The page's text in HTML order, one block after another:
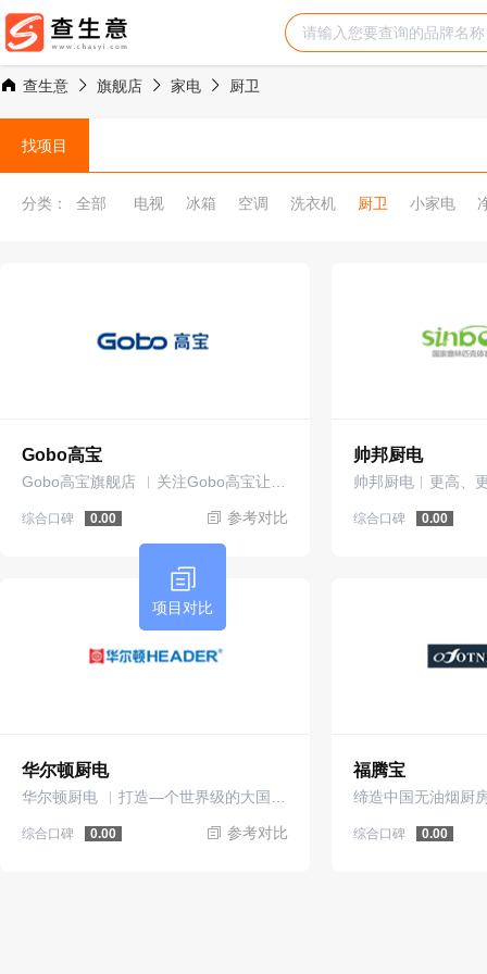
查生意 旗舰店 家电 厨卫
找项目
分类： 全部 电视 冰箱 空调 洗衣机 厨卫 小家电
Gobo高宝
综合口碑 0.00 参考对比
帅邦厨电
帅邦厨电︱更高、
综合口碑 0.00
华尔顿厨电
综合口碑 0.00 参考对比
福腾宝
缔造中国无油烟厨
综合口碑 0.00
项目对比